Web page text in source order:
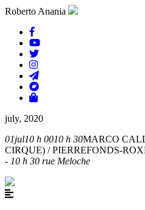
Roberto Anania
july, 2020
01jul10 h 0010 h 30MARCO
CIRQUE) / PIERREFONDS-
- 10 h 30 rue Meloche